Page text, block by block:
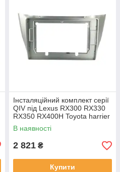
Інсталяційний комплект серії
QIV під Lexus RX300 RX330
RX350 RX400H Toyota harrier
2003-2009 (F2) 10 дюймів
В наявності
2 821 ₴
Купити